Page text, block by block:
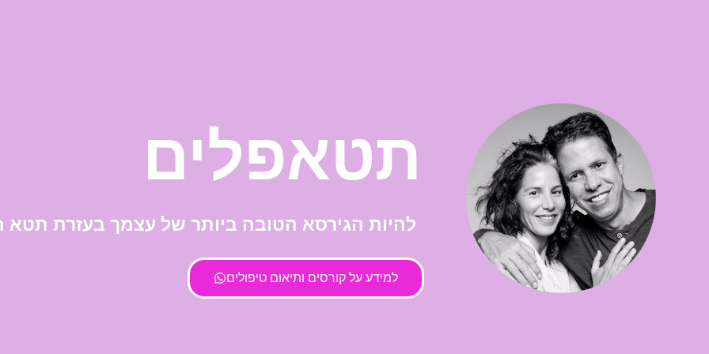
תטאפלים
להיות הגירסא הטובה ביותר של עצמך בעזרת תטא
למידע על קורסים ותיאום טיפולים